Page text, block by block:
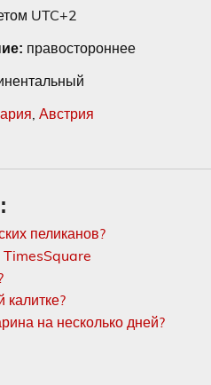
UTC+2
правостороннее
,Австрия
пеликанов?
TimesSquare
на несколько дней?